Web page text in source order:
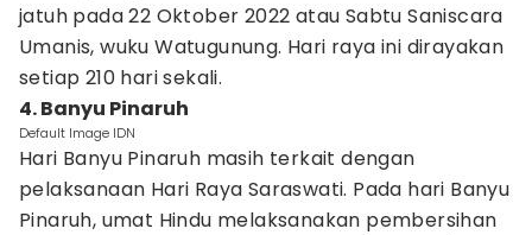
jatuh pada 22 Oktober 2022 atau Sabtu Saniscara
Umanis, wuku Watugunung. Hari raya ini dirayakan
setiap 210 hari sekali.
4. Banyu Pinaruh
Default Image IDN
Hari Banyu Pinaruh masih terkait dengan
pelaksanaan Hari Raya Saraswati. Pada hari Banyu
Pinaruh, umat Hindu melaksanakan pembersihan